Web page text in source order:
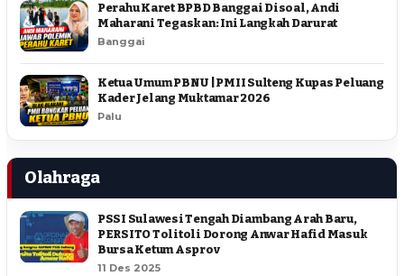
Perahu Karet BPBD Banggai Disoal, Andi
Maharani Tegaskan: Ini Langkah Darurat
Banggai
Ketua Umum PBNU | PMII Sulteng Kupas Peluang
Kader Jelang Muktamar 2026
Palu
Olahraga
PSSI Sulawesi Tengah Diambang Arah Baru,
PERSITO Tolitoli Dorong Anwar Hafid Masuk
Bursa Ketum Asprov
11 Des 2025